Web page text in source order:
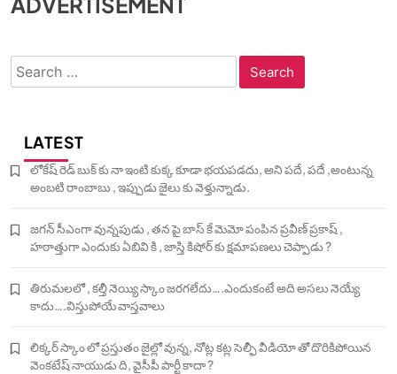
Search
for:
LATEST
లోకేష్ రెడ్ బుక్ కు నా ఇంటి కుక్క కూడా భయపడదు, అని పదే, పదే ,అంటున్న
అంబటి రాంబాబు , ఇప్పుడు జైలు కు వెళ్తున్నాడు.
జగన్ సీఎంగా వున్నపుడు , తన పై బాస్ కే మెమో పంపిన ప్రవీణ్ ప్రకాష్ ,
హఠాత్తుగా ఎందుకు ఏబివి కి , జాస్తి కిషోర్ కు క్షమాపణలు చెప్పాడు ?
తిరుమలలో , కల్తీ నెయ్యి స్కాం జరగలేదు….ఎందుకంటే అది అసలు నెయ్యే
కాదు….విస్తుపోయే వాస్తవాలు
లిక్కర్ స్కాం లో ప్రస్తుతం జైల్లో వున్న, నోట్ల కట్ల సెల్ఫీ వీడియో తో దొరికిపోయిన
వెంకటేష్ నాయుడు ది, వైసీపీ పార్టీ కాదా ?